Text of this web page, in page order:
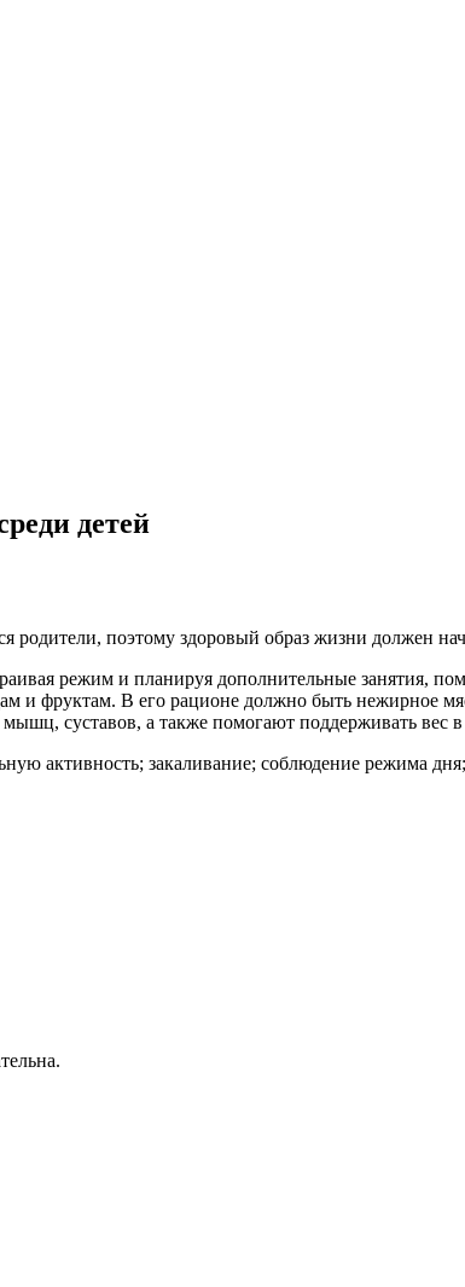
детей
поэтому здоровый образ жизни должен
режим и планируя дополнительные занятия,
и фруктам. В его рационе должно быть нежирное
суставов, а также помогают поддерживать вес
активность; закаливание; соблюдение режима